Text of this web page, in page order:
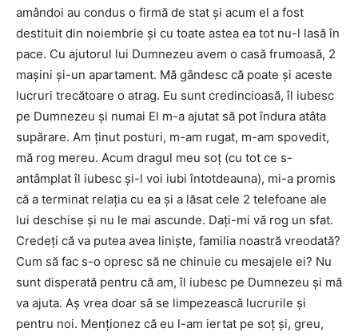
amândoi au condus o firmă de stat și acum el a fost
destituit din noiembrie și cu toate astea ea tot nu-l lasă în
pace. Cu ajutorul lui Dumnezeu avem o casă frumoasă, 2
mașini și-un apartament. Mă gândesc că poate și aceste
lucruri trecătoare o atrag. Eu sunt credincioasă, îl iubesc
pe Dumnezeu și numai El m-a ajutat să pot îndura atâta
supărare. Am ținut posturi, m-am rugat, m-am spovedit,
mă rog mereu. Acum dragul meu soț (cu tot ce s-
antâmplat îl iubesc și-l voi iubi întotdeauna), mi-a promis
că a terminat relația cu ea și a lăsat cele 2 telefoane ale
lui deschise și nu le mai ascunde. Dați-mi vă rog un sfat.
Credeți că va putea avea liniște, familia noastră vreodată?
Cum să fac s-o opresc să ne chinuie cu mesajele ei? Nu
sunt disperată pentru că am, îl iubesc pe Dumnezeu și mă
va ajuta. Aș vrea doar să se limpezească lucrurile și
pentru noi. Menționez că eu l-am iertat pe soț și, greu,